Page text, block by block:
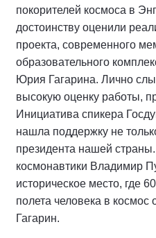
покорителей космоса в
достоинству оценили
проекта, современного
образовательного
Юрия Гагарина. Лично
высокую оценку работы,
Инициатива спикера
нашла поддержку не
президента нашей
космонавтики Владимир
историческое место, где
полета человека в
Гагарин.